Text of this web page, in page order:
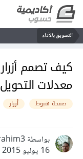
التسويق بالأداء
معدلات التحويل
صفحة هبوط أزرار
بواسطة Mohamad Ibrahim3
16 يوليو 2015